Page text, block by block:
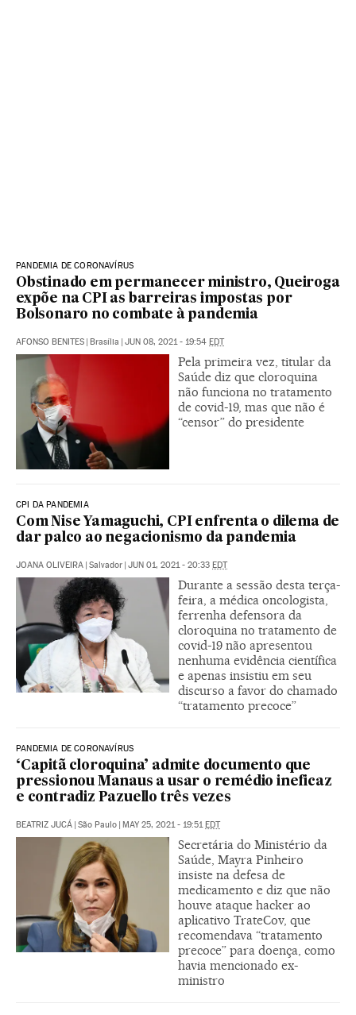
PANDEMIA DE CORONAVÍRUS
Obstinado em permanecer ministro, Queiroga
expõe na CPI as barreiras impostas por
Bolsonaro no combate à pandemia
AFONSO BENITES | Brasília | JUN 08, 2021 - 19:54 EDT
Pela primeira vez, titular da
Saúde diz que cloroquina
não funciona no tratamento
de covid-19, mas que não é
“censor” do presidente
CPI DA PANDEMIA
Com Nise Yamaguchi, CPI enfrenta o dilema de
dar palco ao negacionismo da pandemia
JOANA OLIVEIRA | Salvador | JUN 01, 2021 - 20:33 EDT
Durante a sessão desta terça-
feira, a médica oncologista,
ferrenha defensora da
cloroquina no tratamento de
covid-19 não apresentou
nenhuma evidência científica
e apenas insistiu em seu
discurso a favor do chamado
“tratamento precoce”
PANDEMIA DE CORONAVÍRUS
‘Capitã cloroquina’ admite documento que
pressionou Manaus a usar o remédio ineficaz
e contradiz Pazuello três vezes
BEATRIZ JUCÁ | São Paulo | MAY 25, 2021 - 19:51EDT
Secretária do Ministério da
Saúde, Mayra Pinheiro
insiste na defesa de
medicamento e diz que não
houve ataque hacker ao
aplicativo TrateCov, que
recomendava “tratamento
precoce” para doença, como
havia mencionado ex-
ministro